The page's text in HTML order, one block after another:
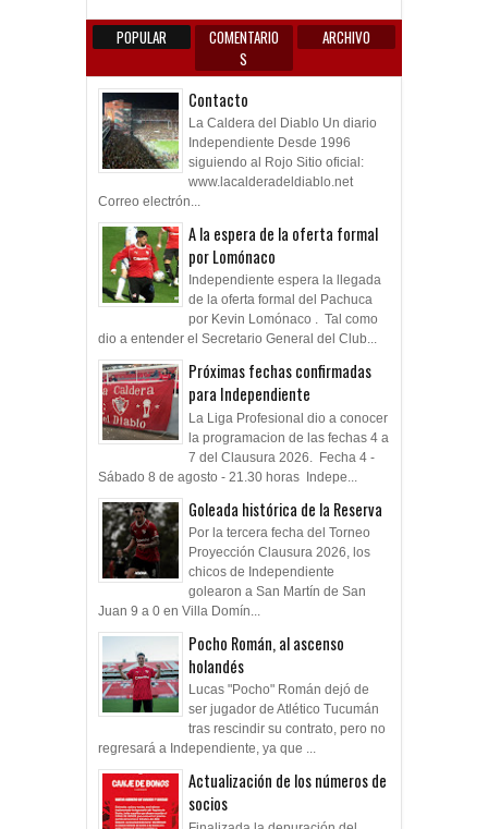
POPULAR
COMENTARIO
S
ARCHIVO
Contacto
La Caldera del Diablo Un diario
Independiente Desde 1996
siguiendo al Rojo Sitio oficial:
www.lacalderadeldiablo.net
Correo electrón...
A la espera de la oferta formal
por Lomónaco
Independiente espera la llegada
de la oferta formal del Pachuca
por Kevin Lomónaco . Tal como
dio a entender el Secretario General del Club...
Próximas fechas confirmadas
para Independiente
La Liga Profesional dio a conocer
la programacion de las fechas 4 a
7 del Clausura 2026. Fecha 4 -
Sábado 8 de agosto - 21.30 horas Indepe...
Goleada histórica de la Reserva
Por la tercera fecha del Torneo
Proyección Clausura 2026, los
chicos de Independiente
golearon a San Martín de San
Juan 9 a 0 en Villa Domín...
Pocho Román, al ascenso
holandés
Lucas "Pocho" Román dejó de
ser jugador de Atlético Tucumán
tras rescindir su contrato, pero no
regresará a Independiente, ya que ...
Actualización de los números de
socios